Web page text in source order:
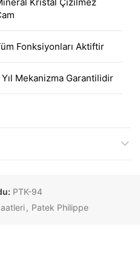
Fonksiyonları Aktiftir
Yıl Mekanizma Garantilidir
PTK-94
, Patek Philippe